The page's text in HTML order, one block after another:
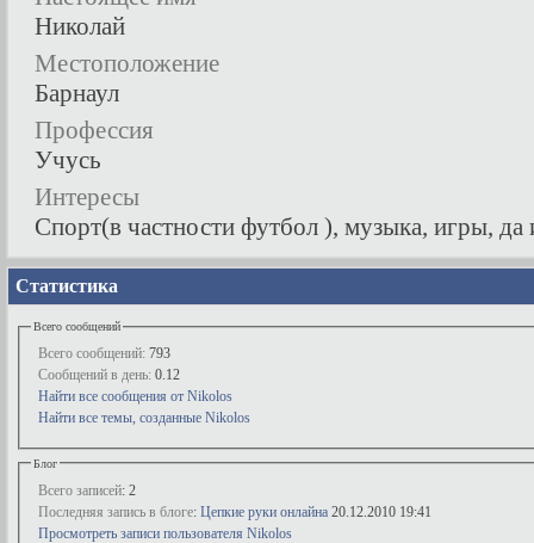
Николай
Местоположение
Барнаул
Профессия
Учусь
Интересы
Спорт(в частности футбол ), музыка, игры,
Статистика
Всего сообщений
Всего сообщений: 793
Сообщений в день: 0.12
Найти все сообщения от Nikolos
Найти все темы, созданные Nikolos
Блог
Всего записей: 2
Последняя запись в блоге: Цепкие руки онлайна 20.12.2010 19:41
Просмотреть записи пользователя Nikolos